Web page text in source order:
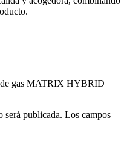
de gas MATRIX HYBRID
será publicada. Los campos